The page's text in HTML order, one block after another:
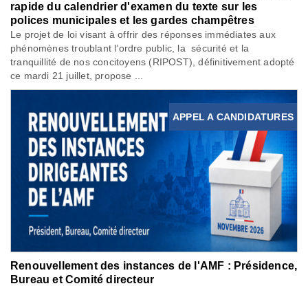
rapide du calendrier d'examen du texte sur les
polices municipales et les gardes champêtres
Le projet de loi visant à offrir des réponses immédiates aux
phénomènes troublant l’ordre public, la sécurité et la
tranquillité de nos concitoyens (RIPOST), définitivement adopté
ce mardi 21 juillet, propose ...
APPEL A CANDIDATURES
Renouvellement des instances de l'AMF : Présidence,
Bureau et Comité directeur